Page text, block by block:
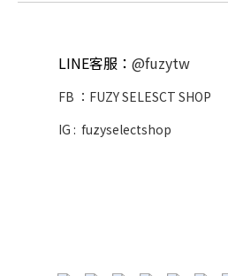
LINE客服： @fuzytw
FB ： FUZY SELESCT SHOP
IG : fuzyselectshop